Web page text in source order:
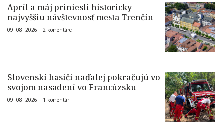
Apríl a máj priniesli historicky
najvyššiu návštevnosť mesta Trenčín
09. 08. 2026 | 2 komentáre
Slovenskí hasiči naďalej pokračujú vo
svojom nasadení vo Francúzsku
09. 08. 2026 | 1 komentár